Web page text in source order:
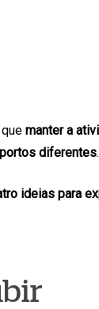
manter a
diferentes.
ideias para